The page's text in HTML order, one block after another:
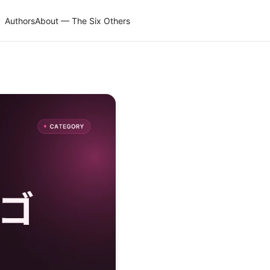
AuthorsAbout — The Six Others